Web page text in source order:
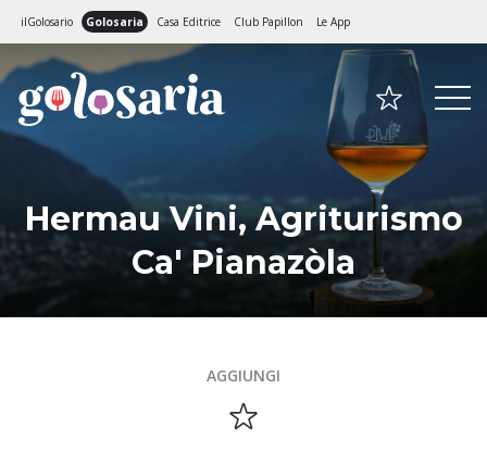
ilGolosario Golosaria Casa Editrice Club Papillon Le App
Hermau Vini, Agriturismo
Ca' Pianazòla
AGGIUNGI